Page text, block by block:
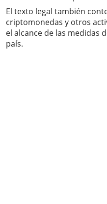
El texto legal también
criptomonedas y otros
el alcance de las medidas
país.